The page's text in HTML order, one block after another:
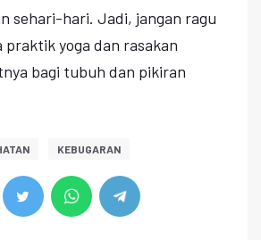
sehari-hari. Jadi, jangan ragu
yoga dan rasakan
bagi tubuh dan pikiran
KEBUGARAN